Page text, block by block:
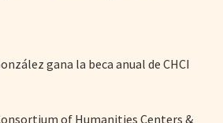
gana la beca anual de CHCI
of Humanities Centers &